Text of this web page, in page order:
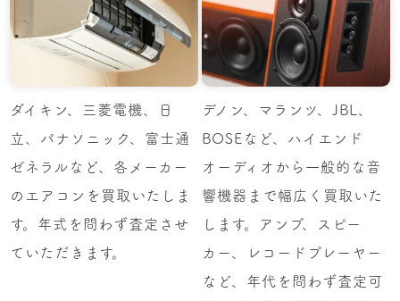
ダイキン、三菱電機、日
立、パナソニック、富士通
ゼネラルなど、各メーカー
のエアコンを買取いたしま
す。年式を問わず査定させ
ていただきます。
デノン、マランツ、JBL、
BOSEなど、ハイエンド
オーディオから一般的な音
響機器まで幅広く買取いた
します。アンプ、スピー
カー、レコードプレーヤー
など、年代を問わず査定可